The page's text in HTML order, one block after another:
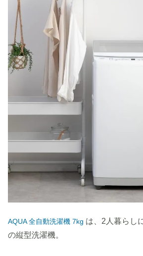
AQUA 全自動洗濯機 7kg は、2人暮らし
の縦型洗濯機。